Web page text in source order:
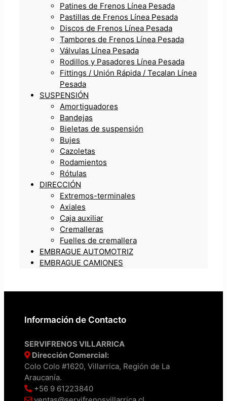
Patines de Frenos Línea Pesada
Pastillas de Frenos Línea Pesada
Discos de Frenos Línea Pesada
Tambores de Frenos Línea Pesada
Válvulas Línea Pesada
Rodillos y Pasadores Línea Pesada
Fittings / Unión Rápida / Tecalan Línea
Pesada
SUSPENSIÓN
Amortiguadores
Bandejas
Bieletas de suspensión
Bujes
Cazoletas
Rodamientos
Rótulas
DIRECCIÓN
Extremos-terminales
Axiales
Caja auxiliar
Cremalleras
Fuelles de cremallera
EMBRAGUE AUTOMOTRIZ
EMBRAGUE CAMIONES
Información de Contacto
SERVIFRENOS VILLARRICA
Dirección Comercial:
Colo Colo #1620, Villarrica, Región de La
Araucanía.
+56 9 61223840